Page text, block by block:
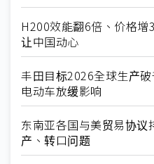
H200效能翻6倍、价格
让中国动心
丰田目标2026全球生产
电动车放缓影响
东南亚各国与美贸易协
产、转口问题